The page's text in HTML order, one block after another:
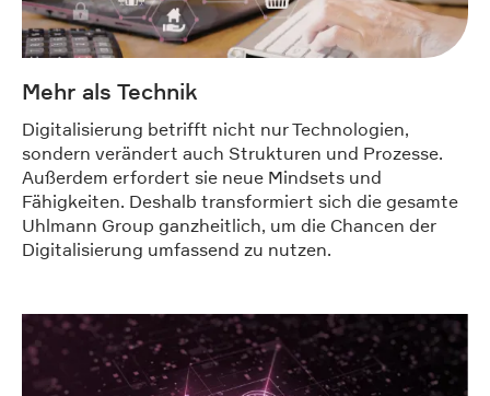
Mehr als Technik
Digitalisierung betrifft nicht nur Technologien,
sondern verändert auch Strukturen und Prozesse.
Außerdem erfordert sie neue Mindsets und
Fähigkeiten. Deshalb transformiert sich die gesamte
Uhlmann Group ganzheitlich, um die Chancen der
Digitalisierung umfassend zu nutzen.